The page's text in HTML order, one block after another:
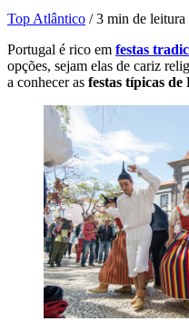
Top Atlântico / 3 min de leitura
Portugal é rico em festas
opções, sejam elas de cariz
a conhecer as festas típicas